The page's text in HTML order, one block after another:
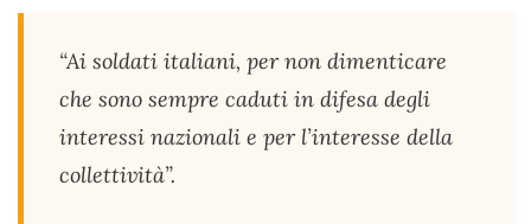
“Ai soldati italiani, per non dimenticare
che sono sempre caduti in difesa degli
interessi nazionali e per l’interesse della
collettività”.